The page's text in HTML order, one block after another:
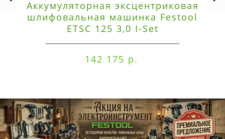
Аккумуляторная эксцентриковая
шлифовальная машинка Festool
ETSC 125 3,0 I-Set
142 175 р.